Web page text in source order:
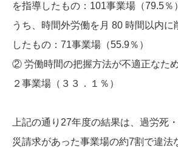
を指導したもの：101事業場（79.5％
うち、時間外労働を月 80 時間以内に
したもの：71事業場（55.9％）
② 労働時間の把握方法が不適正なた
２事業場（３３．１％）
上記の通り27年度の結果は、過労死
災請求があった事業場の約7割で違法